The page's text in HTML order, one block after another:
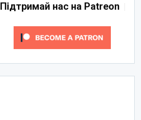
Підтримай нас на Patreon